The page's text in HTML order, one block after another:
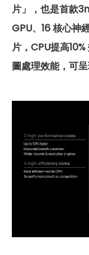
片」，也是首款
GPU、16 核心神
片，CPU提高
圖處理效能，可